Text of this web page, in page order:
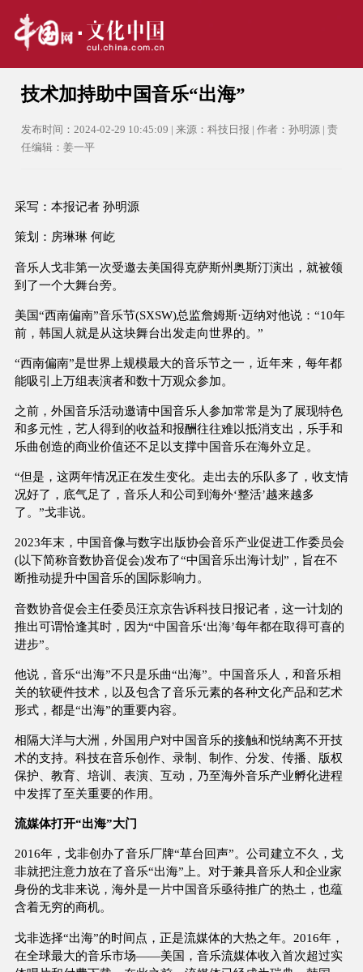
技术加持助中国音乐“出海”
发布时间：2024-02-29 10:45:09 | 来源：科技日报 | 作者：孙明源 | 责
任编辑：姜一平
采写：本报记者 孙明源
策划：房琳琳 何屹
音乐人戈非第一次受邀去美国得克萨斯州奥斯汀演出，就被领
到了一个大舞台旁。
美国“西南偏南”音乐节(SXSW)总监詹姆斯·迈纳对他说：“10年
前，韩国人就是从这块舞台出发走向世界的。”
“西南偏南”是世界上规模最大的音乐节之一，近年来，每年都
能吸引上万组表演者和数十万观众参加。
之前，外国音乐活动邀请中国音乐人参加常常是为了展现特色
和多元性，艺人得到的收益和报酬往往难以抵消支出，乐手和
乐曲创造的商业价值还不足以支撑中国音乐在海外立足。
“但是，这两年情况正在发生变化。走出去的乐队多了，收支情
况好了，底气足了，音乐人和公司到海外‘整活’越来越多
了。”戈非说。
2023年末，中国音像与数字出版协会音乐产业促进工作委员会
(以下简称音数协音促会)发布了“中国音乐出海计划”，旨在不
断推动提升中国音乐的国际影响力。
音数协音促会主任委员汪京京告诉科技日报记者，这一计划的
推出可谓恰逢其时，因为“中国音乐‘出海’每年都在取得可喜的
进步”。
他说，音乐“出海”不只是乐曲“出海”。中国音乐人，和音乐相
关的软硬件技术，以及包含了音乐元素的各种文化产品和艺术
形式，都是“出海”的重要内容。
相隔大洋与大洲，外国用户对中国音乐的接触和悦纳离不开技
术的支持。科技在音乐创作、录制、制作、分发、传播、版权
保护、教育、培训、表演、互动，乃至海外音乐产业孵化进程
中发挥了至关重要的作用。
流媒体打开“出海”大门
2016年，戈非创办了音乐厂牌“草台回声”。公司建立不久，戈
非就把注意力放在了音乐“出海”上。对于兼具音乐人和企业家
身份的戈非来说，海外是一片中国音乐亟待推广的热土，也蕴
含着无穷的商机。
戈非选择“出海”的时间点，正是流媒体的大热之年。2016年，
在全球最大的音乐市场——美国，音乐流媒体收入首次超过实